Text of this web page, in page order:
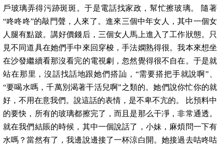
戶玻璃弄得污跡斑斑。于是電話找家政，幫忙擦玻璃。 隨著
“咚咚咚”的敲門聲，人來了。進來三個中年女人，其中一個女
人腿有點跛。講好價錢后，三個女人馬上進入了工作狀態。只
見不同道具在她們手中來回穿梭，手法嫻熟得很。我本來想坐
在沙發繼續看那沒看完的電視劇，忽然覺得很不自在。于是就
站在那里，沒話找話地跟她們搭訕，“需要搭把手就說啊”、
“要喝水嗎，千萬別渴著干活兒啊”之類的。她們說你忙你的就
好，不用在意我們。說這話的表情，是不卑不亢的。 比預料中
的要快，所有的玻璃都擦完了，而且是那么干凈，非常通透。
就在我們結賬的時候，其中一個說話了，小妹，麻煩問一下有
水嗎？當然有了，我邊說邊接了一杯涼白開。她接過去咕咚咕